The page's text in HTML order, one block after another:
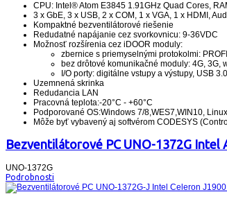
CPU: Intel® Atom E3845 1.91GHz Quad Cores,
3 x GbE, 3 x USB, 2 x COM, 1 x VGA, 1 x HDMI,
Kompaktné bezventilátorové riešenie
Redudatné napájanie cez svorkovnicu: 9-36VDC
Možnosť rozšírenia cez iDOOR moduly:
zbernice s priemyselnými protokolmi:
bez drôtové komunikačné moduly: 4G, 3G,
I/O porty: digitálne vstupy a výstupy, USB
Uzemnená skrinka
Redudancia LAN
Pracovná teplota:-20°C - +60°C
Podporované OS:Windows 7/8,WES7,WIN10, Linux
Môže byť vybavený aj softvérom CODESYS
Bezventilátorové PC UNO-1372G Intel
UNO-1372G
Podrobnosti